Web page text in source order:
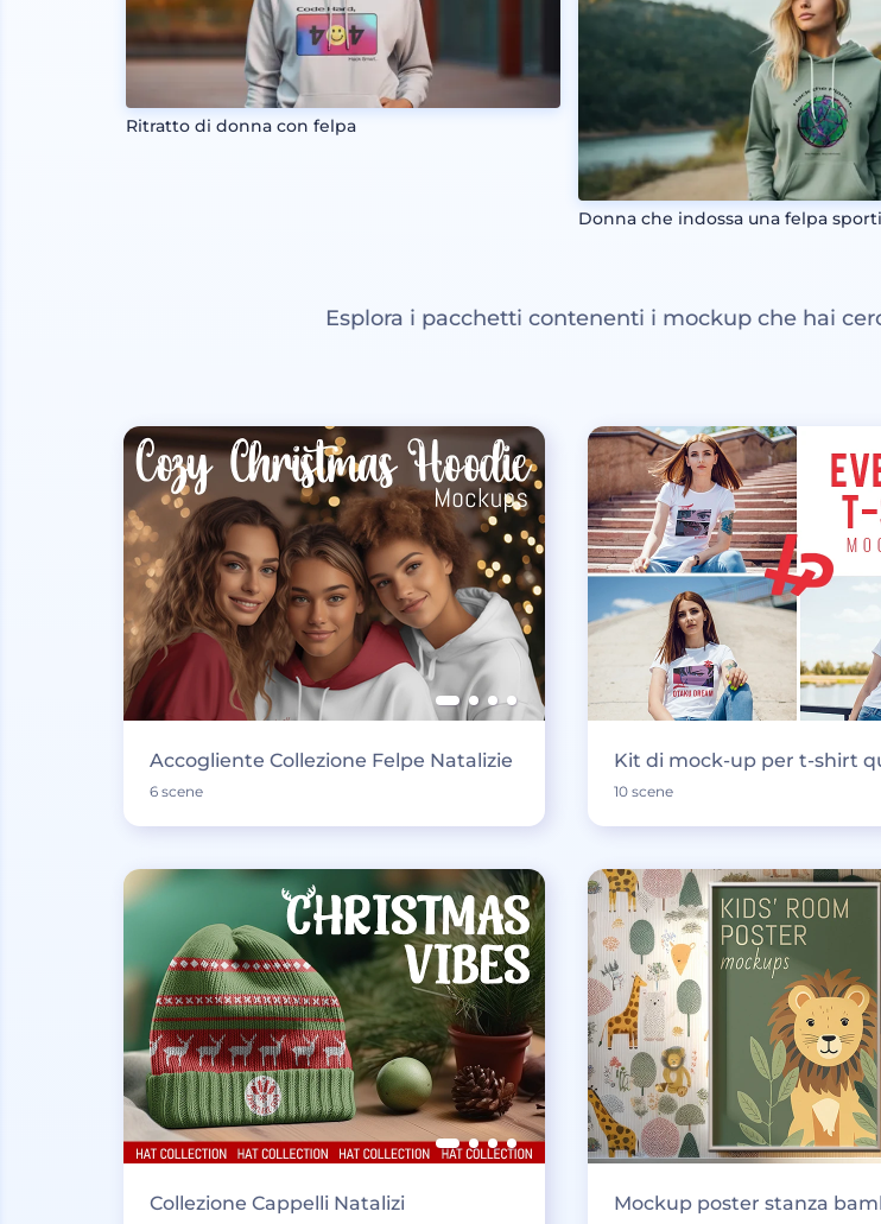
Ritratto di donna con felpa
Donna che indossa una felpa
Esplora i pacchetti contenenti i mockup che hai
Accogliente Collezione Felpe Natalizie
6 scene
Kit di mock-up per t-shirt
10 scene
Collezione Cappelli Natalizi Mockup poster stanza